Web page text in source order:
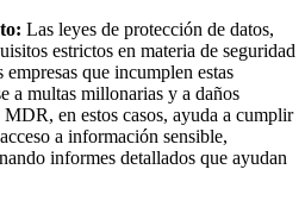
Las leyes de protección de datos,
estrictos en materia de seguridad
que incumplen estas
a multas millonarias y a daños
en estos casos, ayuda a cumplir
a información sensible,
informes detallados que ayudan